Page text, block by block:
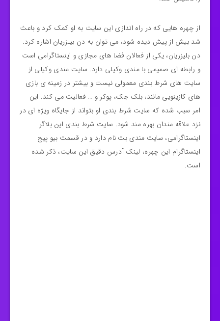
از چهره هایی که در راه اندازی این سایت به او کمک کرد و باعث
شد بیش از پیش دیده شود، می توان به دن بیلزریان اشاره کرد.
دن بلیزریان، یکی از فعالان فضا های مجازی و اینستاگرامی است
و رابطه ای صمیمی با مندی وکیلی دارد. سایت مندی وکیلی از
سایت های شرط بندی معمولی نیست و بیشتر در زمینه ی بازی
های کازینویی مانند، بلک جک، پوکر و … فعالیت می کند. این
امر سبب شده که سایت شرط بندی او بتواند از جایگاه ویژه ای در
نزد علاقه مندان بهره مند شود. سایت شرط بندی این بلاگر
اینستاگرامی، سایت مندی بت نام دارد و در قسمت بیو پیج
اینستاگرام این چهره، لینک آدرس دقیق این سایت، ذکر شده
است.